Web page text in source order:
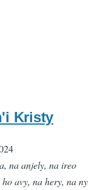
Kristy
na anjely, na ireo
avy, na hery, na ny